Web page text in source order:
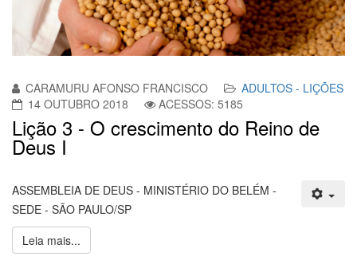
CARAMURU AFONSO FRANCISCO
ADULTOS - LIÇÕES
14 OUTUBRO 2018
ACESSOS: 5185
Lição 3 - O crescimento do Reino de
Deus I
ASSEMBLEIA DE DEUS - MINISTÉRIO DO BELÉM -
SEDE - SÃO PAULO/SP
Leia mais...